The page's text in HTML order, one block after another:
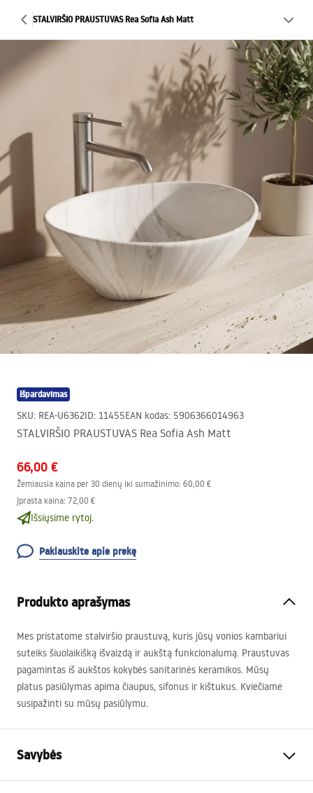
STALVIRŠIO PRAUSTUVAS Rea Sofia Ash Matt
Išpardavimas
SKU: REA-U6362ID: 11455EAN kodas: 5906366014963
STALVIRŠIO PRAUSTUVAS Rea Sofia Ash Matt
66,00 €
Žemiausia kaina per 30 dienų iki sumažinimo: 60,00 €
Įprasta kaina: 72,00 €
Išsiųsime rytoj.
Paklauskite apie prekę
Produkto aprašymas
Mes pristatome stalviršio praustuvą, kuris jūsų vonios kambariui
suteiks šiuolaikišką išvaizdą ir aukštą funkcionalumą. Praustuvas
pagamintas iš aukštos kokybės sanitarinės keramikos. Mūsų
platus pasiūlymas apima čiaupus, sifonus ir kištukus. Kviečiame
susipažinti su mūsų pasiūlymu.
Savybės